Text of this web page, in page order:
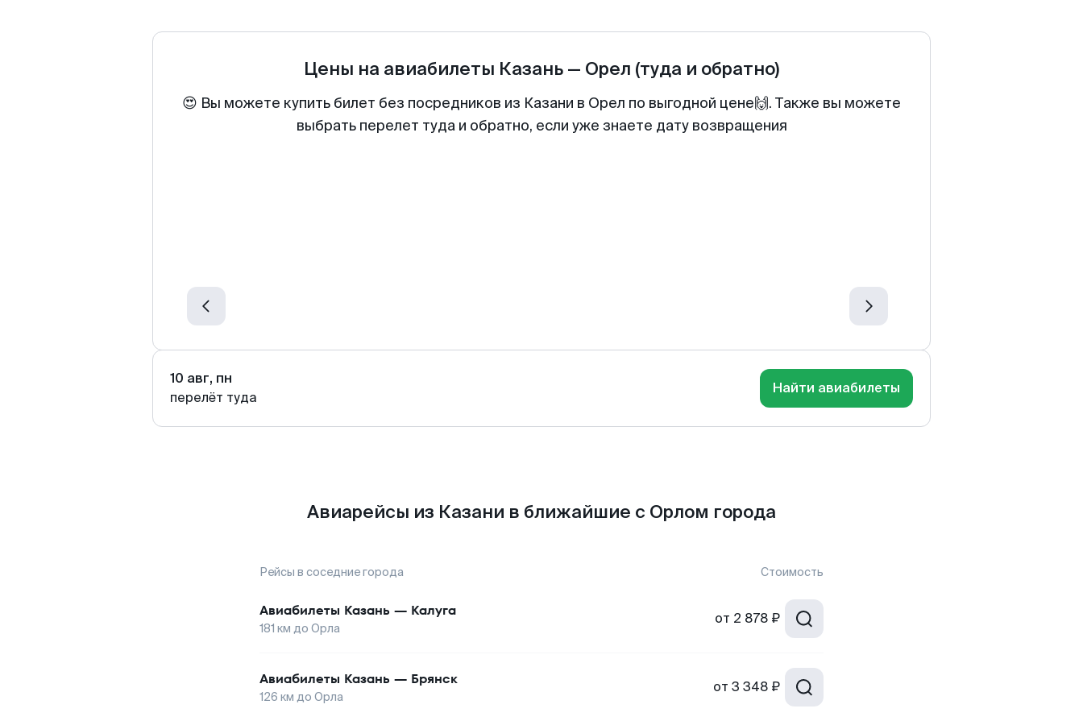
Цены на авиабилеты Казань — Орел (туда и обратно)
😍 Вы можете купить билет без посредников из Казани в Орел по выгодной цене🙌. Также вы можете
выбрать перелет туда и обратно, если уже знаете дату возвращения
10 авг, пн
перелёт туда
Найти авиабилеты
Авиарейсы из Казани в ближайшие с Орлом города
Рейсы в соседние города Стоимость
Авиабилеты Казань — Калуга
181 км до Орла
от 2 878 ₽
Авиабилеты Казань — Брянск
126 км до Орла
от 3 348 ₽